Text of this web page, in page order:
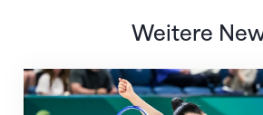
Weitere
Nächster Halt: Weltmeisterschaft